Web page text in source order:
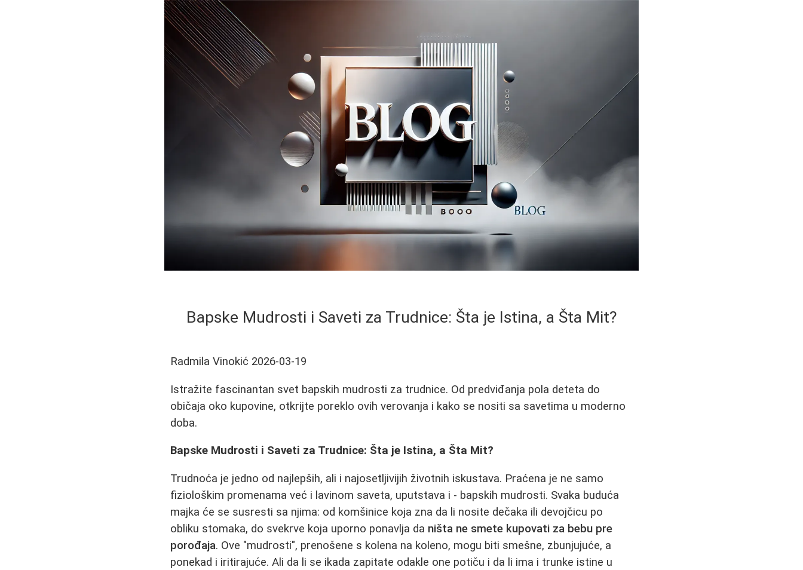
Bapske Mudrosti i Saveti za Trudnice: Šta je Istina, a Šta Mit?
Radmila Vinokić 2026-03-19
Istražite fascinantan svet bapskih mudrosti za trudnice. Od predviđanja pola deteta do
običaja oko kupovine, otkrijte poreklo ovih verovanja i kako se nositi sa savetima u moderno
doba.
Bapske Mudrosti i Saveti za Trudnice: Šta je Istina, a Šta Mit?
Trudnoća je jedno od najlepših, ali i najosetljivijih životnih iskustava. Praćena je ne samo
fiziološkim promenama već i lavinom saveta, uputstava i - bapskih mudrosti. Svaka buduća
majka će se susresti sa njima: od komšinice koja zna da li nosite dečaka ili devojčicu po
obliku stomaka, do svekrve koja uporno ponavlja da ništa ne smete kupovati za bebu pre
porođaja. Ove "mudrosti", prenošene s kolena na koleno, mogu biti smešne, zbunjujuće, a
ponekad i iritirajuće. Ali da li se ikada zapitate odakle one potiču i da li ima i trunke istine u